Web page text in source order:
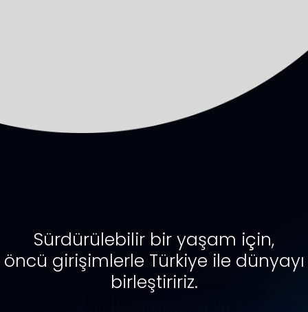
Sürdürülebilir bir yaşam için,
öncü girişimlerle Türkiye ile dünyayı
birleştiririz.